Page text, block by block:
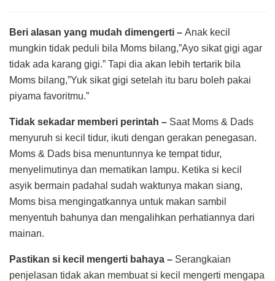
Beri alasan yang mudah dimengerti – Anak kecil
mungkin tidak peduli bila Moms bilang,”Ayo sikat gigi agar
tidak ada karang gigi.” Tapi dia akan lebih tertarik bila
Moms bilang,”Yuk sikat gigi setelah itu baru boleh pakai
piyama favoritmu.”
Tidak sekadar memberi perintah – Saat Moms & Dads
menyuruh si kecil tidur, ikuti dengan gerakan penegasan.
Moms & Dads bisa menuntunnya ke tempat tidur,
menyelimutinya dan mematikan lampu. Ketika si kecil
asyik bermain padahal sudah waktunya makan siang,
Moms bisa mengingatkannya untuk makan sambil
menyentuh bahunya dan mengalihkan perhatiannya dari
mainan.
Pastikan si kecil mengerti bahaya – Serangkaian
penjelasan tidak akan membuat si kecil mengerti mengapa